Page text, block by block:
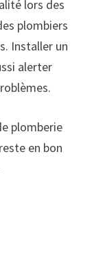
lors des
plombiers
Installer un
alerter
plomberie
en bon